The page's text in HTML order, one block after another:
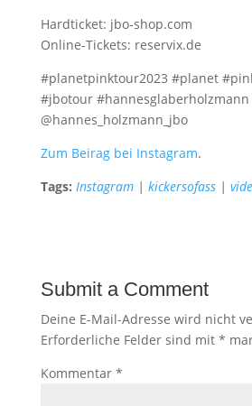
Hardticket: jbo-shop.com
Online-Tickets: reservix.de
#planetpinktour2023 #planet
#jbotour #hannesglaberholzmann
@hannes_holzmann_jbo
Zum Beirag bei Instagram.
Tags: Instagram| kickersofass|
Submit a Comment
Deine E-Mail-Adresse wird nicht
Erforderliche Felder sind mit *
Kommentar *